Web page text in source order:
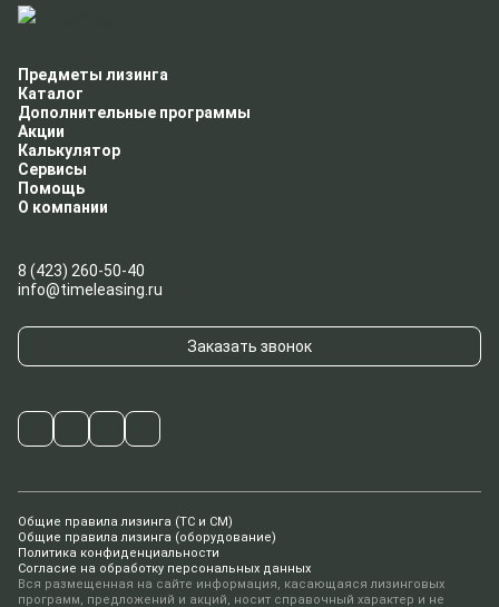
Предметы лизинга
Каталог
Дополнительные программы
Акции
Калькулятор
Сервисы
Помощь
О компании
8 (423) 260-50-40
info@timeleasing.ru
Заказать звонок
Общие правила лизинга (ТС и СМ)
Общие правила лизинга (оборудование)
Политика конфиденциальности
Согласие на обработку персональных данных
Вся размещенная на сайте информация, касающаяся лизинговых
программ, предложений и акций, носит справочный характер и не